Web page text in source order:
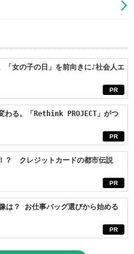
PR
「女の子の日」を前向きに♪社会人エ
PR
わる。「Rethink PROJECT」がつ
PR
？ クレジットカードの都市伝説
PR
は？ お仕事バッグ選びから始める